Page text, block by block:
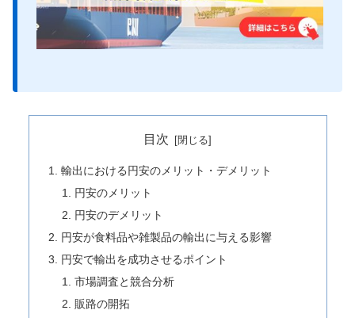
目次
輸出における円安のメリット・デメリット
円安のメリット
円安のデメリット
円安が食料品や雑製品の輸出に与える影響
円安で輸出を成功させるポイント
市場調査と競合分析
販路の開拓